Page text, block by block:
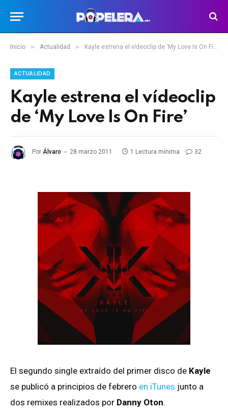
Inicio » Actualidad » Kayle estrena el vídeoclip de ‘My Love Is On Fire’
ACTUALIDAD
Kayle estrena el vídeoclip
de ‘My Love Is On Fire’
Por Álvaro 28 marzo 2011 1 Lectura mínima 32
El segundo single extraído del primer disco de Kayle
se publicó a principios de febrero en iTunes junto a
dos remixes realizados por Danny Oton.